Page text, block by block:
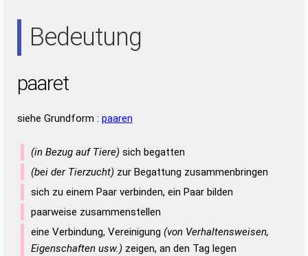
Bedeutung
paaret
siehe Grundform : paaren
(in Bezug auf Tiere) sich begatten
(bei der Tierzucht) zur Begattung zusammenbringen
sich zu einem Paar verbinden, ein Paar bilden
paarweise zusammenstellen
eine Verbindung, Vereinigung (von Verhaltensweisen,
Eigenschaften usw.) zeigen, an den Tag legen